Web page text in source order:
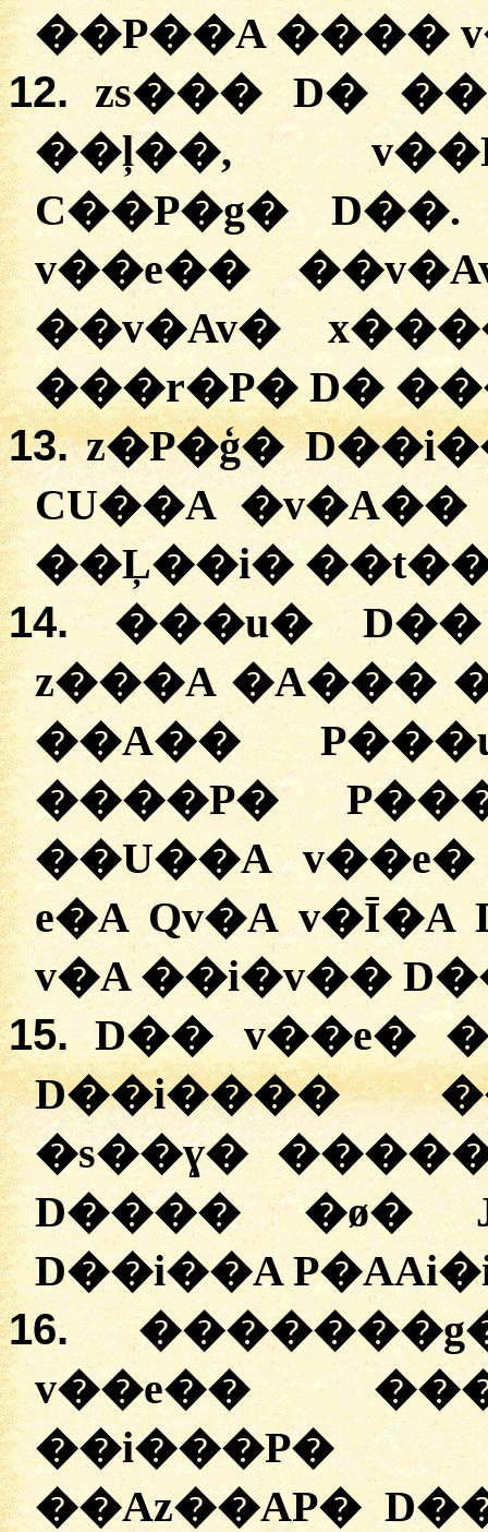
��P��A ����
12. zs��� D�
��ļ��,
C��P�g�
v��e��
��v�Av�
���r�P� D�
13. z�P�ģ�
CU��A
��Ļ��i�
14.
���u� D��
z���A �A���
��A��
����P�
��U��A
e�A Qv�A
v�A ��i�v��
15. D�� v��e�
D��i����
�s��ɣ�
D���� �ø�
D��i��A
16.
v��e��
��i���P�
��Az��AP�